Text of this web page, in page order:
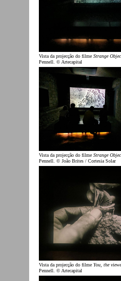
Vista da projecção do filme Strange
Pennell. © Artecapital
Vista da projecção do filme Strange
Pennell. © João Brites / Cortesia Solar
Vista da projecção do filme You, the
Pennell. © Artecapital